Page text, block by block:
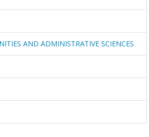
AND ADMINISTRATIVE SCIENCES